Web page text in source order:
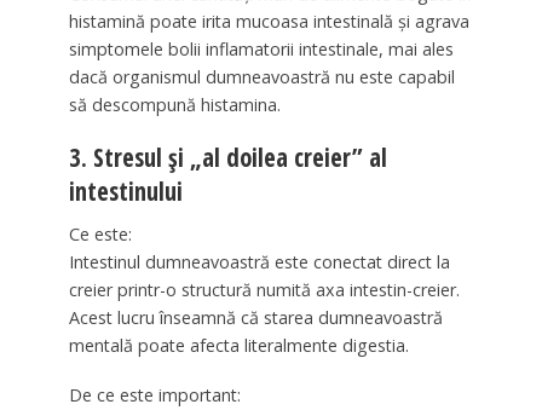
histamină poate irita mucoasa intestinală și agrava
simptomele bolii inflamatorii intestinale, mai ales
dacă organismul dumneavoastră nu este capabil
să descompună histamina.
3. Stresul și „al doilea creier” al
intestinului
Ce este:
Intestinul dumneavoastră este conectat direct la
creier printr-o structură numită axa intestin-creier.
Acest lucru înseamnă că starea dumneavoastră
mentală poate afecta literalmente digestia.
De ce este important: